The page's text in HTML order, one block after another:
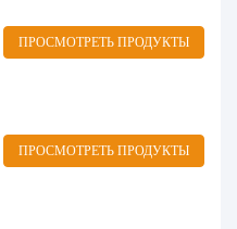
ПРОСМОТРЕТЬ ПРОДУКТЫ
ПРОСМОТРЕТЬ ПРОДУКТЫ